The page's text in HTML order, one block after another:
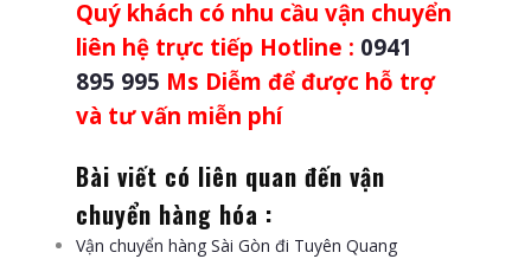
Quý khách có nhu cầu vận chuyển
liên hệ trực tiếp Hotline : 0941
895 995 Ms Diễm để được hỗ trợ
và tư vấn miễn phí
Bài viết có liên quan đến vận
chuyển hàng hóa :
Vận chuyển hàng Sài Gòn đi Tuyên Quang